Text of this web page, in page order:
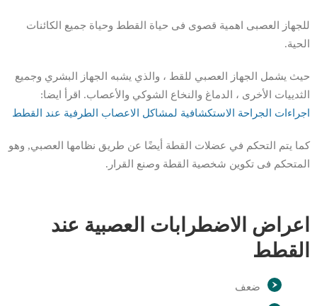
للجهاز العصبى اهمية قصوى فى حياة القطط وحياة جميع الكائنات
الحية.
حيث يشمل الجهاز العصبي للقط ، والذي يشبه الجهاز البشري وجميع
الثدييات الأخرى ، الدماغ والنخاع الشوكي والأعصاب. اقرأ ايضا:
اجراءات الجراحة الاستكشافية لمشاكل الاعصاب الطرفية عند القطط
كما يتم التحكم في عضلات القطة أيضًا عن طريق نظامها العصبي, وهو
المتحكم فى تكوين شخصية القطة وصنع القرار.
اعراض الاضطرابات العصبية عند
القطط
ضعف